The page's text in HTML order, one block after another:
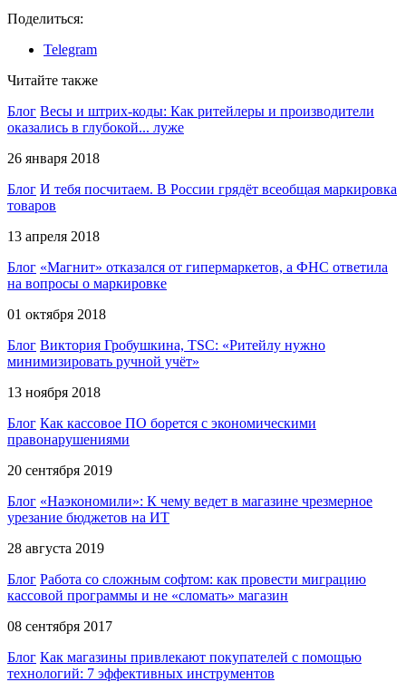
Поделиться:
Telegram
Читайте также
Блог Весы и штрих-коды: Как ритейлеры и производители
оказались в глубокой... луже
26 января 2018
Блог И тебя посчитаем. В России грядёт всеобщая маркировка
товаров
13 апреля 2018
Блог «Магнит» отказался от гипермаркетов, а ФНС ответила
на вопросы о маркировке
01 октября 2018
Блог Виктория Гробушкина, TSC: «Ритейлу нужно
минимизировать ручной учёт»
13 ноября 2018
Блог Как кассовое ПО борется с экономическими
правонарушениями
20 сентября 2019
Блог «Наэкономили»: К чему ведет в магазине чрезмерное
урезание бюджетов на ИТ
28 августа 2019
Блог Работа со сложным софтом: как провести миграцию
кассовой программы и не «сломать» магазин
08 сентября 2017
Блог Как магазины привлекают покупателей с помощью
технологий: 7 эффективных инструментов